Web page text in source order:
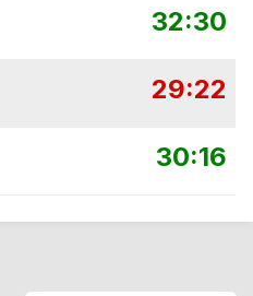
32:30
29:22
30:16